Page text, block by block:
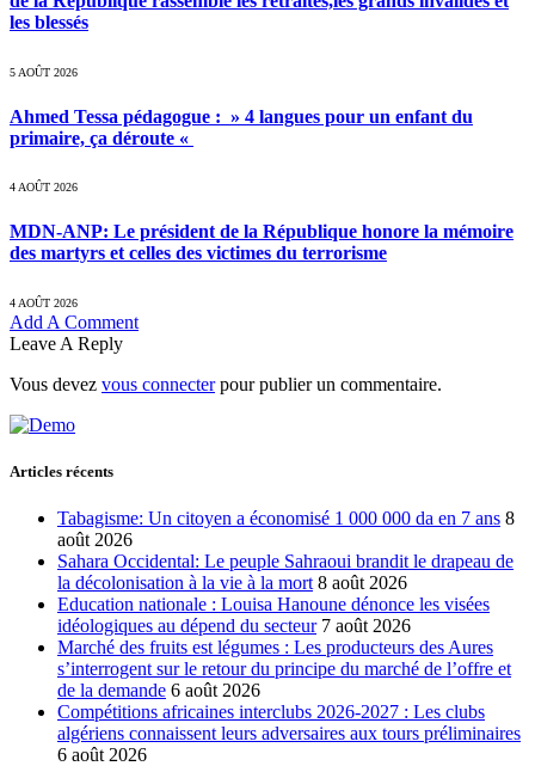
les blessés
5 AOÛT 2026
Ahmed Tessa pédagogue : » 4 langues pour un enfant du
primaire, ça déroute «
4 AOÛT 2026
MDN-ANP: Le président de la République honore la mémoire
des martyrs et celles des victimes du terrorisme
4 AOÛT 2026
Add A Comment
Leave A Reply
Vous devez vous connecterpour publier un commentaire.
Articles récents
Tabagisme: Un citoyen a économisé 1 000 000 da en 7 ans 8
août 2026
Sahara Occidental: Le peuple Sahraoui brandit le drapeau de
la décolonisation à la vie à la mort 8 août 2026
Education nationale : Louisa Hanoune dénonce les visées
idéologiques au dépend du secteur 7 août 2026
Marché des fruits est légumes : Les producteurs des Aures
s’interrogent sur le retour du principe du marché de l’offre et
de la demande 6 août 2026
Compétitions africaines interclubs 2026-2027 : Les clubs
algériens connaissent leurs adversaires aux tours préliminaires
6 août 2026